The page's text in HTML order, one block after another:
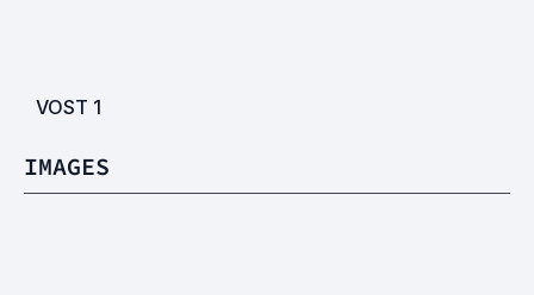
VOST 1
IMAGES